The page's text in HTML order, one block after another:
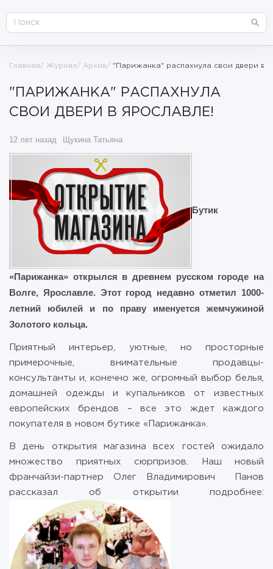
Главная Журнал Архив "Парижанка" распахнула свои двери в
"ПАРИЖАНКА" РАСПАХНУЛА
СВОИ ДВЕРИ В ЯРОСЛАВЛЕ!
12 лет назад Щукина Татьяна
Бутик
«Парижанка» открылся в древнем русском городе на
Волге, Ярославле. Этот город недавно отметил 1000-
летний юбилей и по праву именуется жемчужиной
Золотого кольца.
Приятный интерьер, уютные, но просторные
примерочные, внимательные продавцы-
консультанты и, конечно же, огромный выбор белья,
домашней одежды и купальников от известных
европейских брендов – все это ждет каждого
покупателя в новом бутике «Парижанка».
В день открытия магазина всех гостей ожидало
множество приятных сюрпризов. Наш новый
франчайзи-партнер Олег Владимирович Панов
рассказал об открытии подробнее: